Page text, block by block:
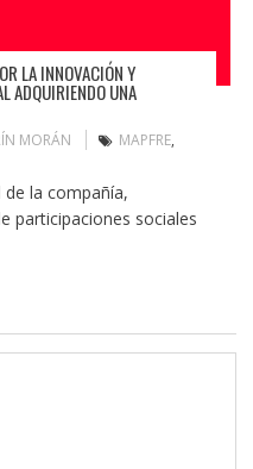
LA INNOVACIÓN Y
ADQUIRIENDO UNA
MORÁN MAPFRE,
de la compañía,
participaciones sociales